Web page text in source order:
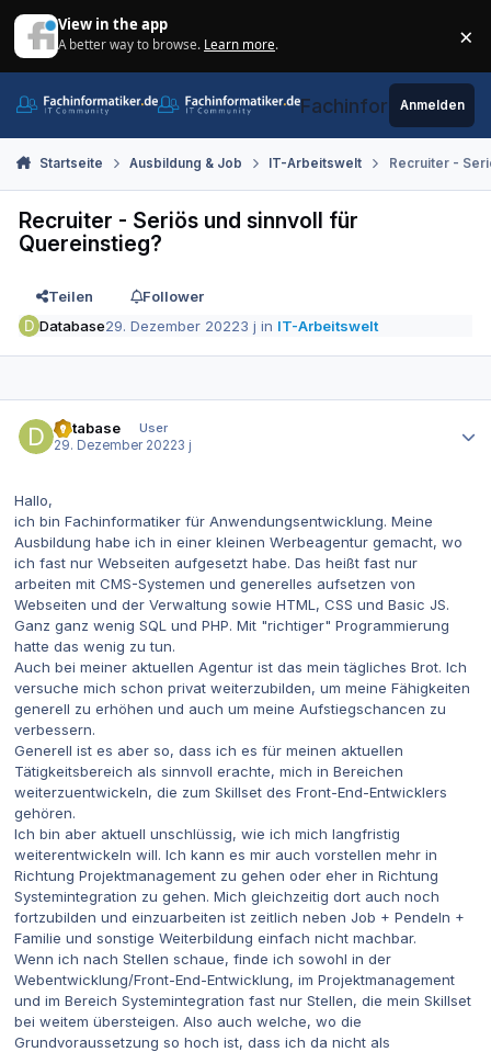
View in the app
A better way to browse. Learn more. ×
Fachinformatiker.de
Anmelden
Startseite Ausbildung & Job IT-Arbeitswelt Recruiter -
Recruiter - Seriös und sinnvoll für
Quereinstieg?
Teilen
Follower
Database29. Dezember 20223 j in IT-Arbeitswelt
Database
User
29. Dezember 20223 j
Hallo,
ich bin Fachinformatiker für Anwendungsentwicklung. Meine
Ausbildung habe ich in einer kleinen Werbeagentur gemacht, wo
ich fast nur Webseiten aufgesetzt habe. Das heißt fast nur
arbeiten mit CMS-Systemen und generelles aufsetzen von
Webseiten und der Verwaltung sowie HTML, CSS und Basic JS.
Ganz ganz wenig SQL und PHP. Mit "richtiger" Programmierung
hatte das wenig zu tun.
Auch bei meiner aktuellen Agentur ist das mein tägliches Brot. Ich
versuche mich schon privat weiterzubilden, um meine Fähigkeiten
generell zu erhöhen und auch um meine Aufstiegschancen zu
verbessern.
Generell ist es aber so, dass ich es für meinen aktuellen
Tätigkeitsbereich als sinnvoll erachte, mich in Bereichen
weiterzuentwickeln, die zum Skillset des Front-End-Entwicklers
gehören.
Ich bin aber aktuell unschlüssig, wie ich mich langfristig
weiterentwickeln will. Ich kann es mir auch vorstellen mehr in
Richtung Projektmanagement zu gehen oder eher in Richtung
Systemintegration zu gehen. Mich gleichzeitig dort auch noch
fortzubilden und einzuarbeiten ist zeitlich neben Job + Pendeln +
Familie und sonstige Weiterbildung einfach nicht machbar.
Wenn ich nach Stellen schaue, finde ich sowohl in der
Webentwicklung/Front-End-Entwicklung, im Projektmanagement
und im Bereich Systemintegration fast nur Stellen, die mein Skillset
bei weitem übersteigen. Also auch welche, wo die
Grundvoraussetzung so hoch ist, dass ich da nicht als